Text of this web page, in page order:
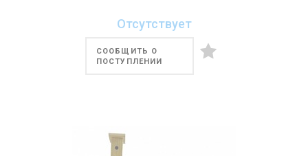
Отсутствует
СООБЩИТЬ О
ПОСТУПЛЕНИИ